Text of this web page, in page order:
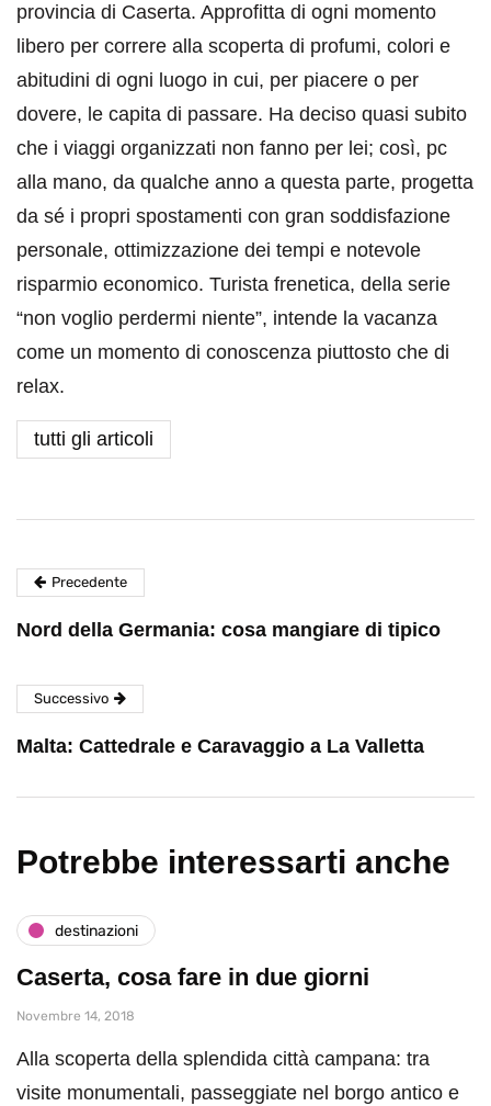
provincia di Caserta. Approfitta di ogni momento
libero per correre alla scoperta di profumi, colori e
abitudini di ogni luogo in cui, per piacere o per
dovere, le capita di passare. Ha deciso quasi subito
che i viaggi organizzati non fanno per lei; così, pc
alla mano, da qualche anno a questa parte, progetta
da sé i propri spostamenti con gran soddisfazione
personale, ottimizzazione dei tempi e notevole
risparmio economico. Turista frenetica, della serie
“non voglio perdermi niente”, intende la vacanza
come un momento di conoscenza piuttosto che di
relax.
tutti gli articoli
Precedente
Nord della Germania: cosa mangiare di tipico
Successivo
Malta: Cattedrale e Caravaggio a La Valletta
Potrebbe interessarti anche
destinazioni
Caserta, cosa fare in due giorni
Novembre 14, 2018
Alla scoperta della splendida città campana: tra
visite monumentali, passeggiate nel borgo antico e